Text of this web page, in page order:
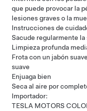
que puede provocar la
lesiones graves o la
Instrucciones de
Sacude regularmente
Limpieza profunda
Frota con un jabón
suave
Enjuaga bien
Seca al aire por
Importador:
TESLA MOTORS